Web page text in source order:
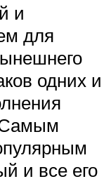
и
для
одних и
и все его